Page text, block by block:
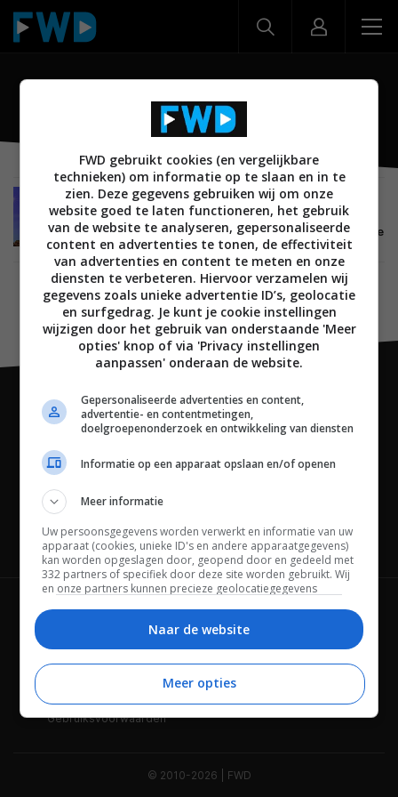
Nova Filmfestival
NIEUWS ENTERTAINMENT EVENTS
FILMS EN SERIES
17 NOVEMBER 2025
Nova Filmfestival met jong filmtalent en de beste
niet-commerciële films
Channels
Wie is FWD Privacybeleid
Adverteren Contact
Gebruiksvoorwaarden
© 2010-2026 | FWD
FWD gebruikt cookies (en vergelijkbare
technieken) om informatie op te slaan en in te
zien. Deze gegevens gebruiken wij om onze
website goed te laten functioneren, het gebruik
van de website te analyseren, gepersonaliseerde
content en advertenties te tonen, de effectiviteit
van advertenties en content te meten en onze
diensten te verbeteren. Hiervoor verzamelen wij
gegevens zoals unieke advertentie ID’s, geolocatie
en surfgedrag. Je kunt je cookie instellingen
wijzigen door het gebruik van onderstaande 'Meer
opties' knop of via 'Privacy instellingen
aanpassen' onderaan de website.
Gepersonaliseerde advertenties en content,
advertentie- en contentmetingen,
doelgroepenonderzoek en ontwikkeling van diensten
Informatie op een apparaat opslaan en/of openen
Meer informatie
Uw persoonsgegevens worden verwerkt en informatie van uw
apparaat (cookies, unieke ID's en andere apparaatgegevens)
kan worden opgeslagen door, geopend door en gedeeld met
332 partners of specifiek door deze site worden gebruikt. Wij
en onze partners kunnen precieze geolocatiegegevens
Bepaalde leveranciers kunnen uw persoonsgegevens
beheren. Zoek onderaan deze pagina of in het sitemenu naar
een link om uw toestemming te beheren of in te trekken via de
privacy- en cookie-instellingen.
Naar de website
Meer opties